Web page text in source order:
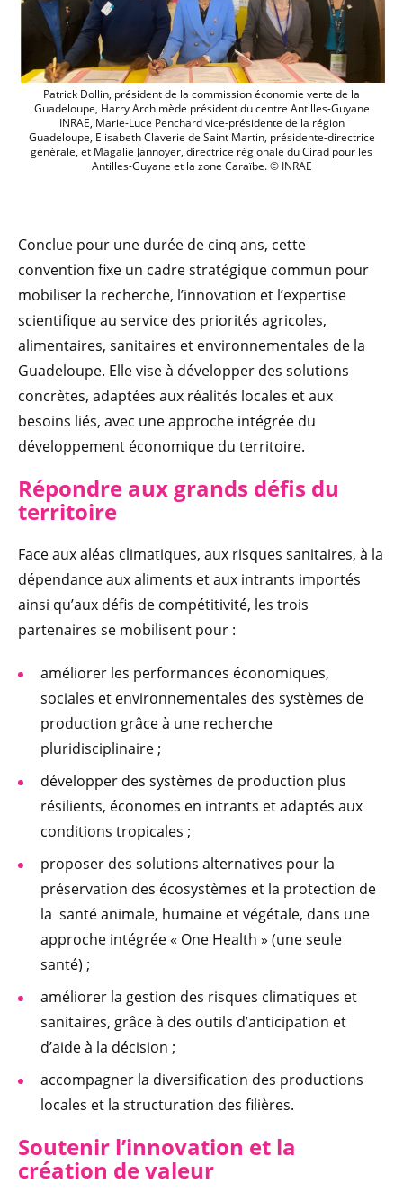
Guadeloupe : un partenariat stratégique
Patrick Dollin, président de la commission économie verte de la
Guadeloupe, Harry Archimède président du centre Antilles-Guyane
INRAE, Marie-Luce Penchard vice-présidente de la région
Guadeloupe, Elisabeth Claverie de Saint Martin, présidente-directrice
générale, et Magalie Jannoyer, directrice régionale du Cirad pour les
Antilles-Guyane et la zone Caraïbe. © INRAE
Conclue pour une durée de cinq ans, cette
convention fixe un cadre stratégique commun pour
mobiliser la recherche, l’innovation et l’expertise
scientifique au service des priorités agricoles,
alimentaires, sanitaires et environnementales de la
Guadeloupe. Elle vise à développer des solutions
concrètes, adaptées aux réalités locales et aux
besoins liés, avec une approche intégrée du
développement économique du territoire.
Répondre aux grands défis du
territoire
Face aux aléas climatiques, aux risques sanitaires, à la
dépendance aux aliments et aux intrants importés
ainsi qu’aux défis de compétitivité, les trois
partenaires se mobilisent pour :
améliorer les performances économiques,
sociales et environnementales des systèmes de
production grâce à une recherche
pluridisciplinaire ;
développer des systèmes de production plus
résilients, économes en intrants et adaptés aux
conditions tropicales ;
proposer des solutions alternatives pour la
préservation des écosystèmes et la protection de
la santé animale, humaine et végétale, dans une
approche intégrée « One Health » (une seule
santé) ;
améliorer la gestion des risques climatiques et
sanitaires, grâce à des outils d’anticipation et
d’aide à la décision ;
accompagner la diversification des productions
locales et la structuration des filières.
Soutenir l’innovation et la
création de valeur